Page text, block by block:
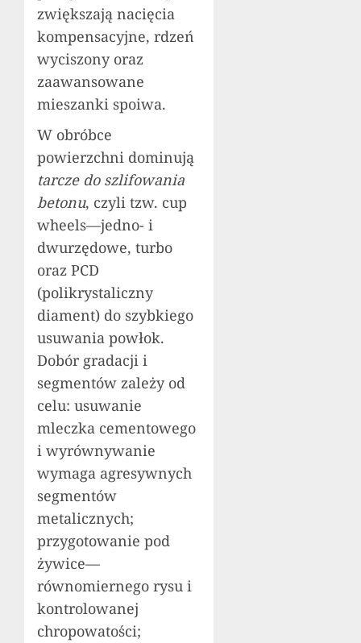
zwiększają nacięcia
kompensacyjne, rdzeń
wyciszony oraz
zaawansowane
mieszanki spoiwa.
W obróbce
powierzchni dominują
tarcze do szlifowania
betonu, czyli tzw. cup
wheels—jedno- i
dwurzędowe, turbo
oraz PCD
(polikrystaliczny
diament) do szybkiego
usuwania powłok.
Dobór gradacji i
segmentów zależy od
celu: usuwanie
mleczka cementowego
i wyrównywanie
wymaga agresywnych
segmentów
metalicznych;
przygotowanie pod
żywice—
równomiernego rysu i
kontrolowanej
chropowatości;